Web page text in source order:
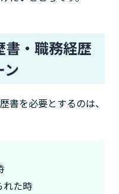
書・職務経歴
ン
書を必要とするのは、
れた時